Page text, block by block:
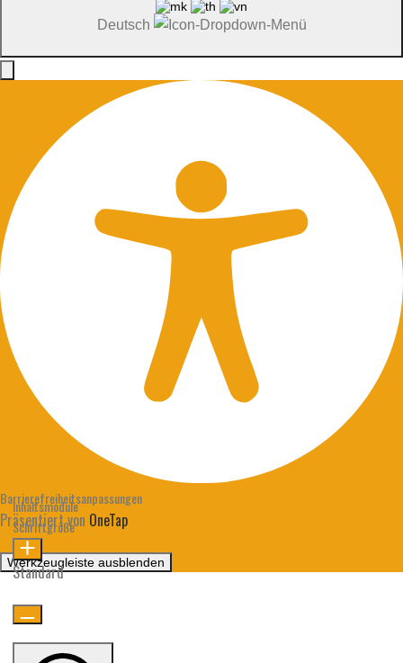
Deutsch
Barrierefreiheitsanpassungen
Präsentiert von OneTap
Werkzeugleiste ausblenden
Inhaltsmodule
Schriftgröße
Standard